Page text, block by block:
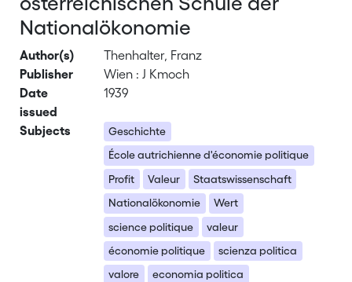
Nationalökonomie
Author(s)
Thenhalter, Franz
Publisher
Wien : J Kmoch
Date
issued
1939
Subjects
Geschichte
École autrichienne d'économie politique
Profit
Valeur
Staatswissenschaft
Nationalökonomie
Wert
science politique
valeur
économie politique
scienza politica
valore
economia politica